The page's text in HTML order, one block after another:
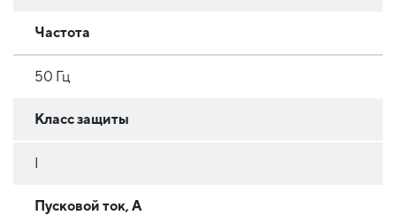
Частота
50 Гц
Класс защиты
I
Пусковой ток, А